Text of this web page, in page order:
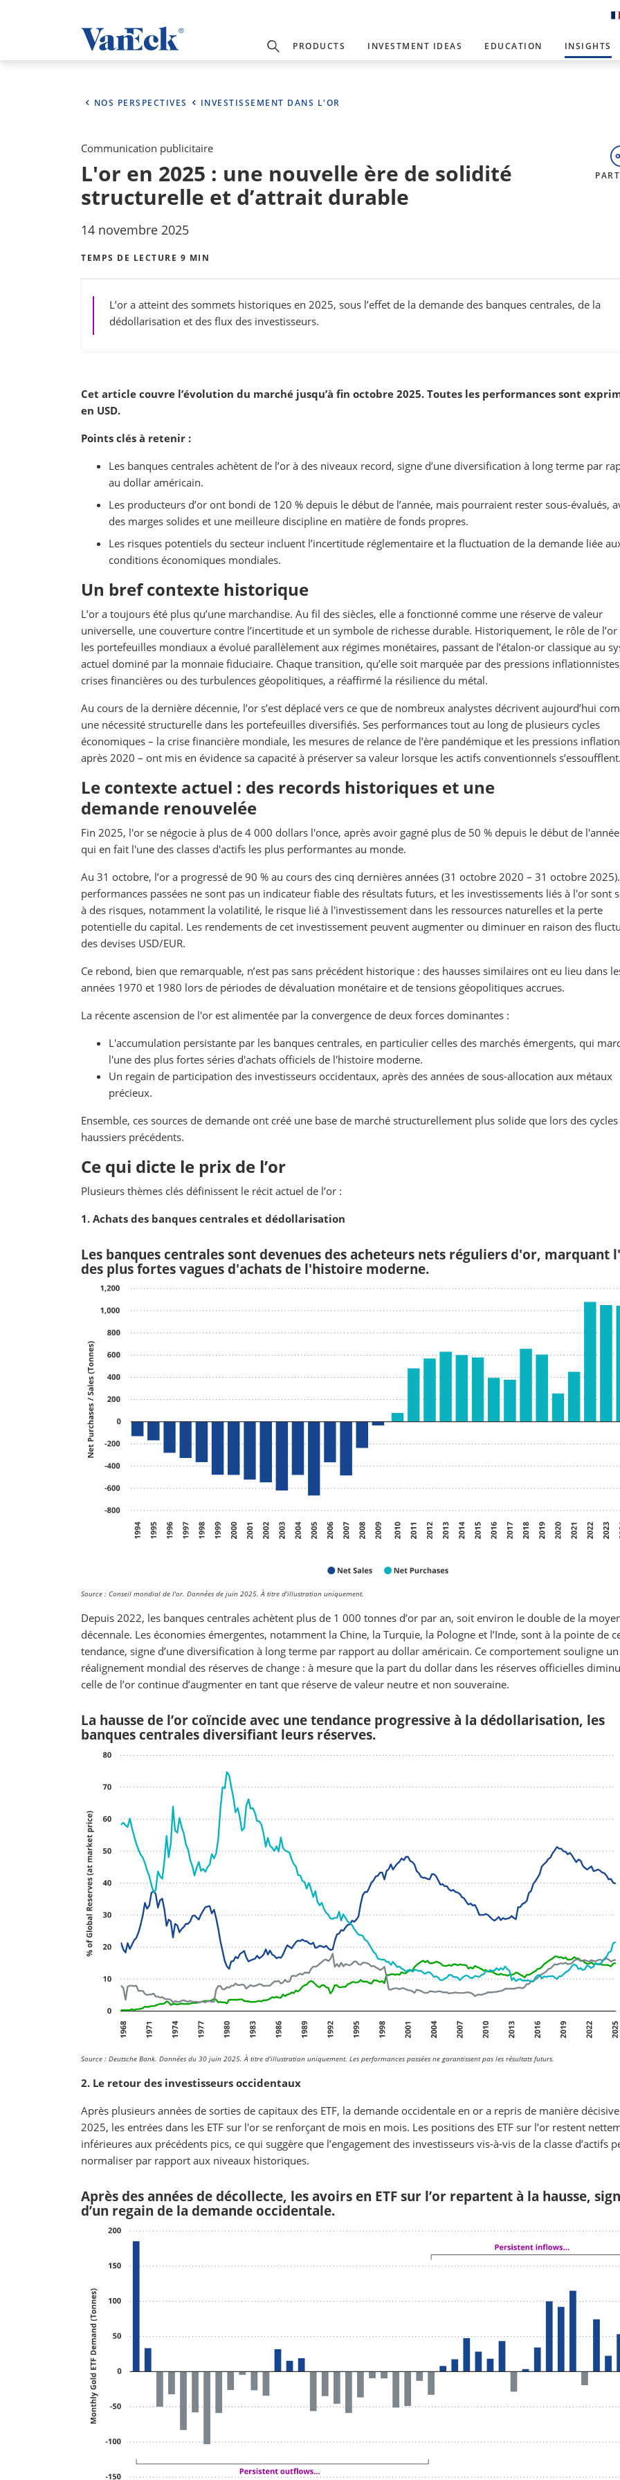
PRODUCTS INVESTMENT IDEAS EDUCATION INSIGHTS
NOS PERSPECTIVES INVESTISSEMENT DANS L'OR
Communication publicitaire
L'or en 2025 : une nouvelle ère de solidité
structurelle et d’attrait durable
14 novembre 2025
TEMPS DE LECTURE 9 MIN
L’or a atteint des sommets historiques en 2025, sous l’effet de la demande des banques centrales, de la
dédollarisation et des flux des investisseurs.
Cet article couvre l’évolution du marché jusqu’à fin octobre 2025. Toutes les performances sont
en USD.
Points clés à retenir :
Les banques centrales achètent de l’or à des niveaux record, signe d’une diversification à long terme par
au dollar américain.
Les producteurs d’or ont bondi de 120 % depuis le début de l’année, mais pourraient rester sous-évalués,
des marges solides et une meilleure discipline en matière de fonds propres.
Les risques potentiels du secteur incluent l’incertitude réglementaire et la fluctuation de la demande liée
conditions économiques mondiales.
Un bref contexte historique
L’or a toujours été plus qu’une marchandise. Au fil des siècles, elle a fonctionné comme une réserve de valeur
universelle, une couverture contre l’incertitude et un symbole de richesse durable. Historiquement, le rôle de l’or
les portefeuilles mondiaux a évolué parallèlement aux régimes monétaires, passant de l’étalon-or classique au
actuel dominé par la monnaie fiduciaire. Chaque transition, qu’elle soit marquée par des pressions
crises financières ou des turbulences géopolitiques, a réaffirmé la résilience du métal.
Au cours de la dernière décennie, l’or s’est déplacé vers ce que de nombreux analystes décrivent aujourd’hui
une nécessité structurelle dans les portefeuilles diversifiés. Ses performances tout au long de plusieurs cycles
économiques – la crise financière mondiale, les mesures de relance de l’ère pandémique et les pressions
après 2020 – ont mis en évidence sa capacité à préserver sa valeur lorsque les actifs conventionnels
Le contexte actuel : des records historiques et une
demande renouvelée
Fin 2025, l'or se négocie à plus de 4 000 dollars l'once, après avoir gagné plus de 50 % depuis le début de
qui en fait l'une des classes d'actifs les plus performantes au monde.
Au 31 octobre, l’or a progressé de 90 % au cours des cinq dernières années (31 octobre 2020 – 31 octobre
performances passées ne sont pas un indicateur fiable des résultats futurs, et les investissements liés à l'or sont
à des risques, notamment la volatilité, le risque lié à l'investissement dans les ressources naturelles et la perte
potentielle du capital. Les rendements de cet investissement peuvent augmenter ou diminuer en raison des
des devises USD/EUR.
Ce rebond, bien que remarquable, n’est pas sans précédent historique : des hausses similaires ont eu lieu dans
années 1970 et 1980 lors de périodes de dévaluation monétaire et de tensions géopolitiques accrues.
La récente ascension de l'or est alimentée par la convergence de deux forces dominantes :
L'accumulation persistante par les banques centrales, en particulier celles des marchés émergents, qui
l'une des plus fortes séries d'achats officiels de l'histoire moderne.
Un regain de participation des investisseurs occidentaux, après des années de sous-allocation aux métaux
précieux.
Ensemble, ces sources de demande ont créé une base de marché structurellement plus solide que lors des cycles
haussiers précédents.
Ce qui dicte le prix de l’or
Plusieurs thèmes clés définissent le récit actuel de l’or :
1. Achats des banques centrales et dédollarisation
Les banques centrales sont devenues des acheteurs nets réguliers d'or, marquant
des plus fortes vagues d'achats de l'histoire moderne.
Source : Conseil mondial de l'or. Données de juin 2025. À titre d’illustration uniquement.
Depuis 2022, les banques centrales achètent plus de 1 000 tonnes d’or par an, soit environ le double de la
décennale. Les économies émergentes, notamment la Chine, la Turquie, la Pologne et l’Inde, sont à la pointe de
tendance, signe d’une diversification à long terme par rapport au dollar américain. Ce comportement souligne un
réalignement mondial des réserves de change : à mesure que la part du dollar dans les réserves officielles
celle de l’or continue d’augmenter en tant que réserve de valeur neutre et non souveraine.
La hausse de l’or coïncide avec une tendance progressive à la dédollarisation, les
banques centrales diversifiant leurs réserves.
Source : Deutsche Bank. Données du 30 juin 2025. À titre d’illustration uniquement. Les performances passées ne garantissent pas les résultats futurs.
2. Le retour des investisseurs occidentaux
Après plusieurs années de sorties de capitaux des ETF, la demande occidentale en or a repris de manière
2025, les entrées dans les ETF sur l'or se renforçant de mois en mois. Les positions des ETF sur l’or restent
inférieures aux précédents pics, ce qui suggère que l’engagement des investisseurs vis-à-vis de la classe d’actifs
normaliser par rapport aux niveaux historiques.
Après des années de décollecte, les avoirs en ETF sur l’or repartent à la hausse,
d’un regain de la demande occidentale.